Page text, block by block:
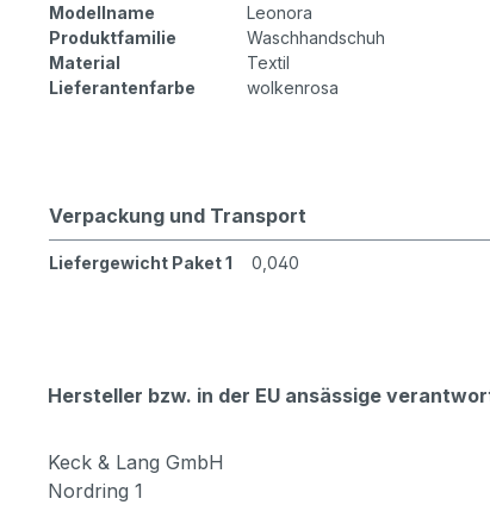
Modellname
Leonora
Produktfamilie
Waschhandschuh
Material
Textil
Lieferantenfarbe
wolkenrosa
Verpackung und Transport
Liefergewicht Paket 1 0,040
Hersteller bzw. in der EU ansässige
Keck & Lang GmbH
Nordring 1